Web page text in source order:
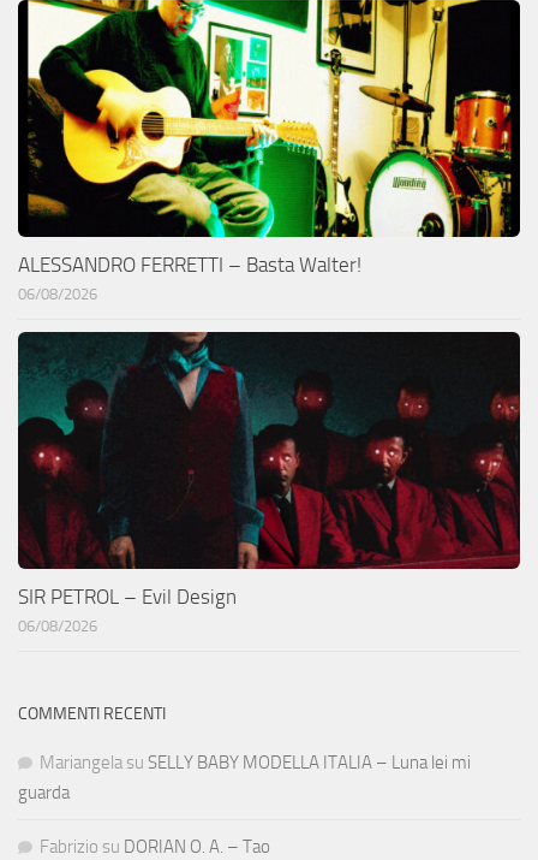
ALESSANDRO FERRETTI – Basta Walter!
06/08/2026
SIR PETROL – Evil Design
06/08/2026
COMMENTI RECENTI
Mariangela su SELLY BABY MODELLA ITALIA – Luna lei mi
guarda
Fabrizio su DORIAN O. A. – Tao